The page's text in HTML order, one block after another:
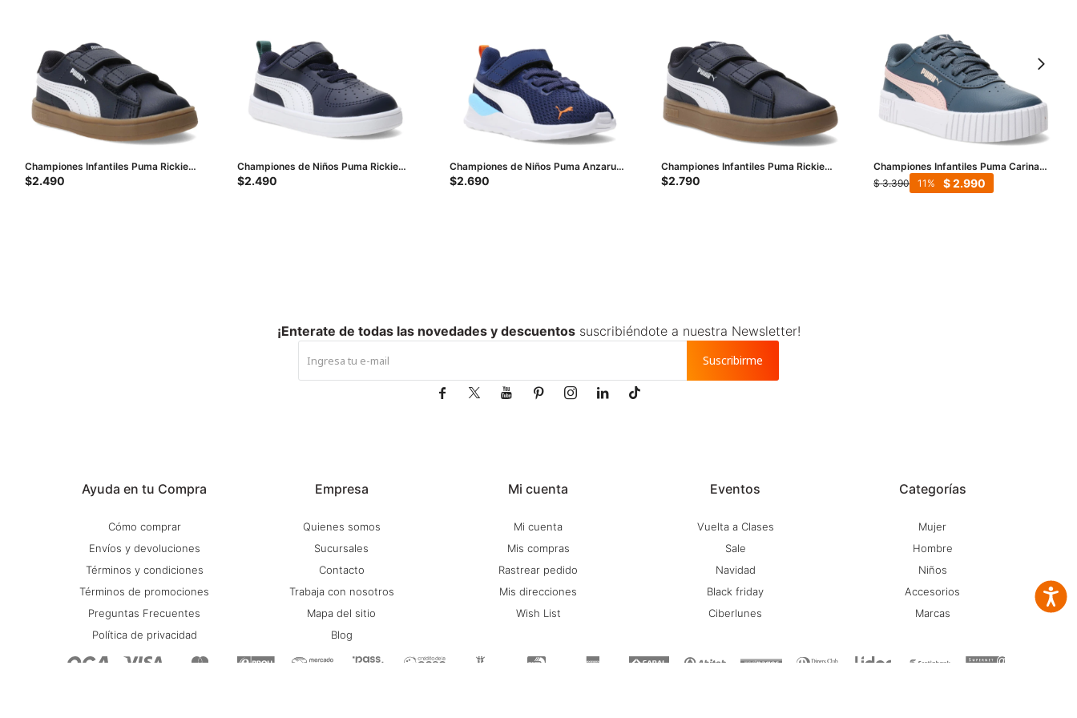
Championes Infantiles Puma Rickie
Classic V PS Infant - Azul - Azul
$2.490
Championes de Niños Puma Rickie
Infantil C/Velcro - Azul - Blanco
$2.490
Championes de Niños Puma Anzarun
Lite Ac Infantil - Azul - Blanco
$2.690
Championes Infantiles Puma Rickie
Classic V PS - Azul - Azul Marino -
$2.790
Championes Infantiles Puma Carina
2.0 - Azul Petroleo - Rosado
$ 3.390 $2.990
11
Ayuda en tu Compra
Cómo comprar
Envíos y devoluciones
Términos y condiciones
Términos de promociones
Preguntas Frecuentes
Política de privacidad
Empresa
Quienes somos
Sucursales
Contacto
Trabaja con nosotros
Mapa del sitio
Blog
Mi cuenta
Mi cuenta
Mis compras
Rastrear pedido
Mis direcciones
Wish List
Eventos
Vuelta a Clases
Sale
Navidad
Black friday
Ciberlunes
Categorías
Mujer
Hombre
Niños
Accesorios
Marcas
¡Enterate de todas las novedades y descuentossuscribiéndote a nuestra Newsletter!
Suscribirme
      